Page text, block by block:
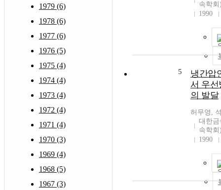
1979 (6)
1978 (6)
1977 (6)
1976 (5)
1975 (4)
1974 (4)
1973 (4)
1972 (4)
1971 (4)
1970 (3)
1969 (4)
1968 (5)
1967 (3)
속학회
1990
5
냉간압
서 우
의 발달
허무영,
대한
속학회
1990